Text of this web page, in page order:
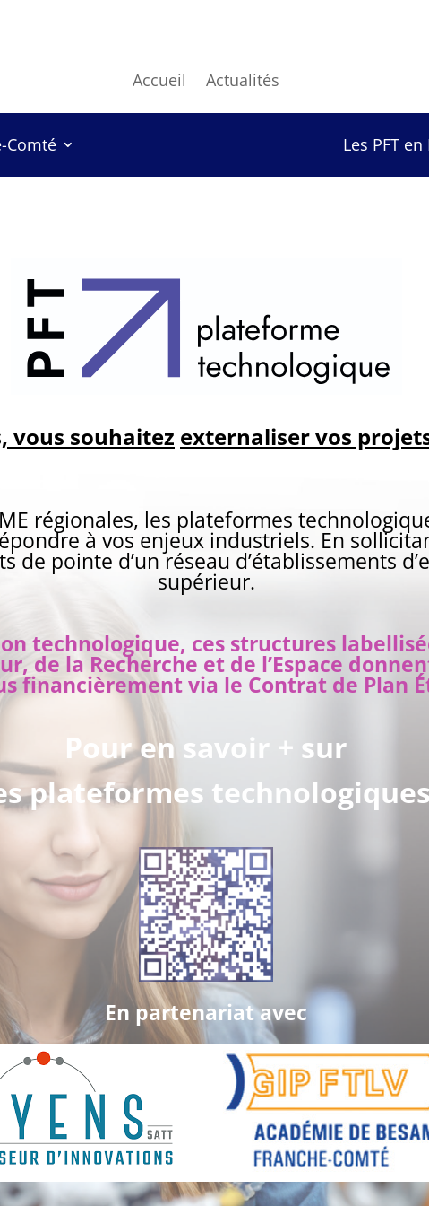
Accueil Actualités
Comté Les PFT
vous souhaitez externaliser vos
régionales, les plateformes
à vos enjeux industriels. En
de pointe d’un réseau d’établissements
supérieur.
technologique, ces structures
de la Recherche et de l’Espace
financièrement via le Contrat de Plan
Pour en savoir + sur
plateformes technologiques
En partenariat avec